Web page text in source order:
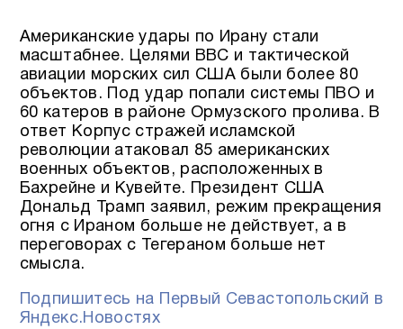
Американские удары по Ирану стали
масштабнее. Целями ВВС и тактической
авиации морских сил США были более 80
объектов. Под удар попали системы ПВО и
60 катеров в районе Ормузского пролива. В
ответ Корпус стражей исламской
революции атаковал 85 американских
военных объектов, расположенных в
Бахрейне и Кувейте. Президент США
Дональд Трамп заявил, режим прекращения
огня с Ираном больше не действует, а в
переговорах с Тегераном больше нет
смысла.
Подпишитесь на Первый Севастопольский в
Яндекс.Новостях